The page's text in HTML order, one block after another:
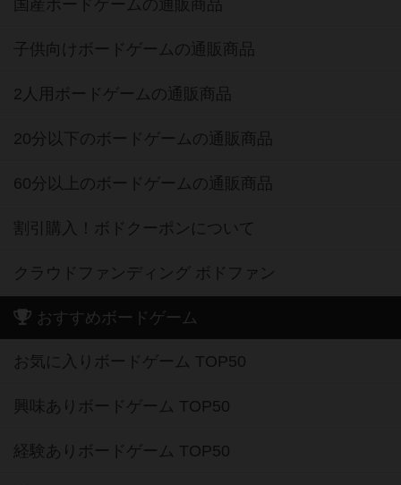
国産ボードゲームの通販商品
子供向けボードゲームの通販商品
2人用ボードゲームの通販商品
20分以下のボードゲームの通販商品
60分以上のボードゲームの通販商品
割引購入！ボドクーポンについて
クラウドファンディング ボドファン
おすすめボードゲーム
お気に入りボードゲーム TOP50
興味ありボードゲーム TOP50
経験ありボードゲーム TOP50